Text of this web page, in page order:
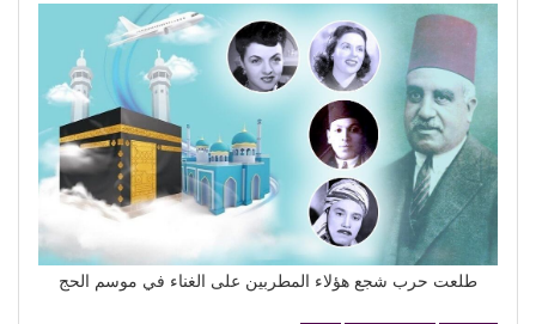
طلعت حرب شجع هؤلاء المطربين على الغناء في موسم الحج